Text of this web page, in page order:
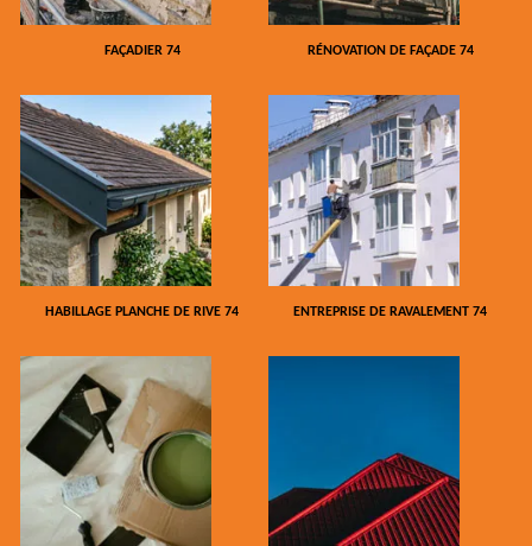
FAÇADIER 74 RÉNOVATION DE FAÇADE 74
HABILLAGE PLANCHE DE RIVE 74 ENTREPRISE DE RAVALEMENT 74